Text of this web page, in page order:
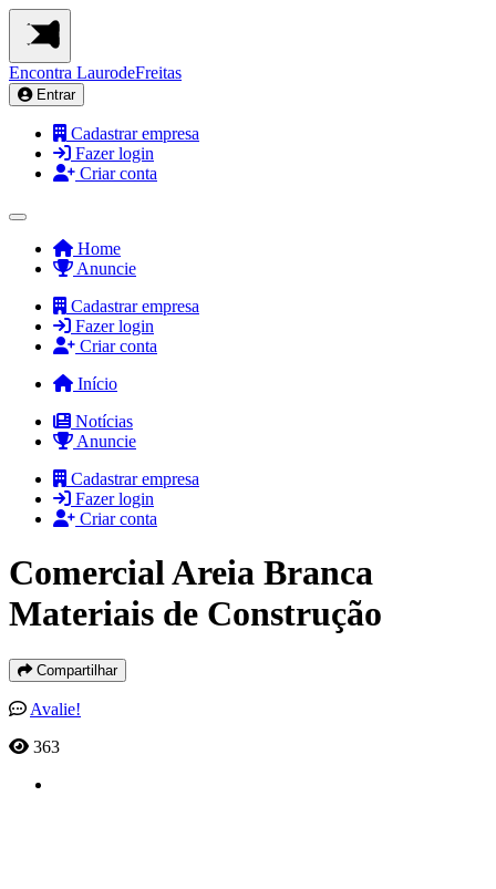
Encontra LaurodeFreitas
Entrar
Cadastrar empresa
Fazer login
Criar conta
Home
Anuncie
Cadastrar empresa
Fazer login
Criar conta
Início
Notícias
Anuncie
Cadastrar empresa
Fazer login
Criar conta
Comercial Areia Branca
Materiais de Construção
Compartilhar
Avalie!
363